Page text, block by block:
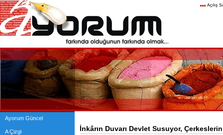
Ayorum Güncel
A Çizgi İnkârın Duvarı Devlet Susuyor,